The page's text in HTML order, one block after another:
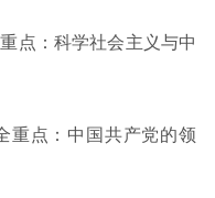
点：科学社会主义与中
重点：中国共产党的领